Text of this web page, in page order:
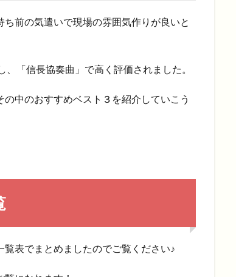
前の気遣いで現場の雰囲気作りが良いと
、「信長協奏曲」で高く評価されました。
中のおすすめベスト ３ を紹介していこう
表でまとめましたのでご覧ください♪